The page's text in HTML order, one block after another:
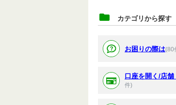
カテゴリから探す
お困りの際は(80
口座を開く/店舗
件)